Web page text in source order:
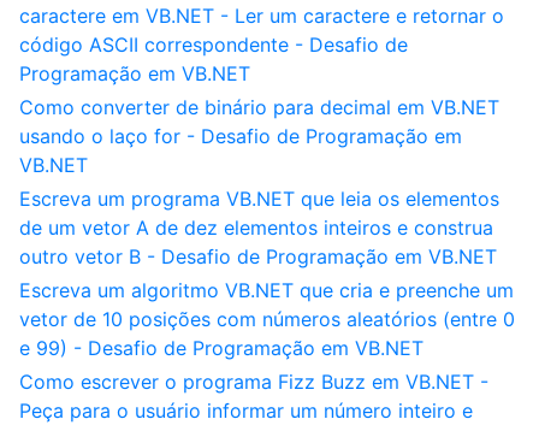
caractere em VB.NET - Ler um caractere e retornar o
código ASCII correspondente - Desafio de
Programação em VB.NET
Como converter de binário para decimal em VB.NET
usando o laço for - Desafio de Programação em
VB.NET
Escreva um programa VB.NET que leia os elementos
de um vetor A de dez elementos inteiros e construa
outro vetor B - Desafio de Programação em VB.NET
Escreva um algoritmo VB.NET que cria e preenche um
vetor de 10 posições com números aleatórios (entre 0
e 99) - Desafio de Programação em VB.NET
Como escrever o programa Fizz Buzz em VB.NET -
Peça para o usuário informar um número inteiro e